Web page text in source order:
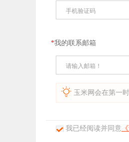
手机验证码
*我的联系邮箱
请输入邮箱！
玉米网会在第一
我已经阅读并同意